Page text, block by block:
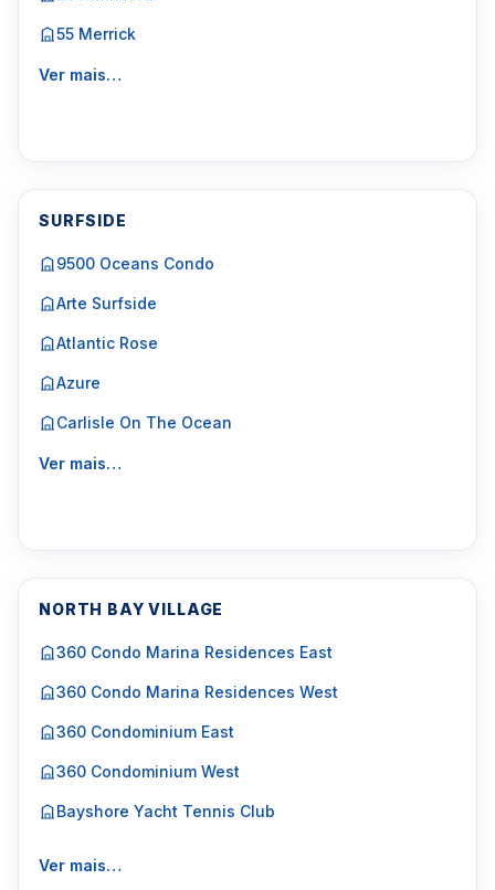
55 Merrick
Ver mais…
SURFSIDE
9500 Oceans Condo
Arte Surfside
Atlantic Rose
Azure
Carlisle On The Ocean
Ver mais…
NORTH BAY VILLAGE
360 Condo Marina Residences East
360 Condo Marina Residences West
360 Condominium East
360 Condominium West
Bayshore Yacht Tennis Club
Ver mais…